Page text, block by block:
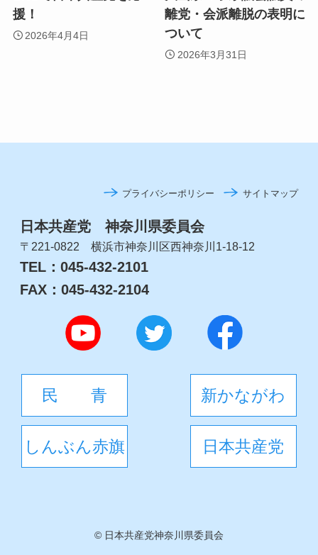
援！
2026年4月4日
離党・会派離脱の表明に
ついて
2026年3月31日
プライバシーポリシー サイトマップ
日本共産党 神奈川県委員会
〒221-0822 横浜市神奈川区西神奈川1-18-12
TEL：045-432-2101
FAX：045-432-2104
民 青 新かながわ
しんぶん赤旗 日本共産党
© 日本共産党神奈川県委員会